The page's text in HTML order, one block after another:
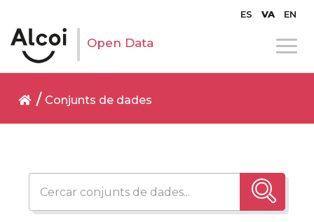
ES VA EN
Open Data
Conjunts de dades